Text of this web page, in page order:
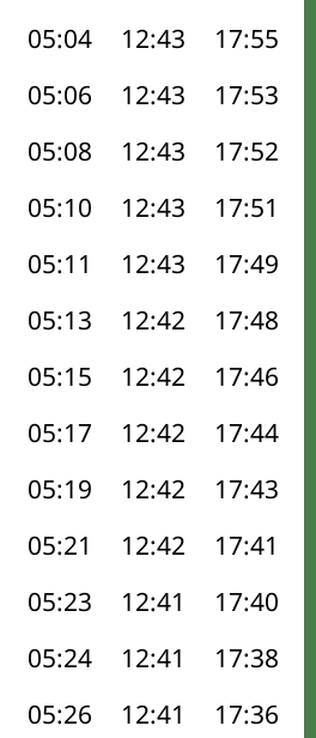
05:04 12:43 17:55
05:06 12:43 17:53
05:08 12:43 17:52
05:10 12:43 17:51
05:11 12:43 17:49
05:13 12:42 17:48
05:15 12:42 17:46
05:17 12:42 17:44
05:19 12:42 17:43
05:21 12:42 17:41
05:23 12:41 17:40
05:24 12:41 17:38
05:26 12:41 17:36